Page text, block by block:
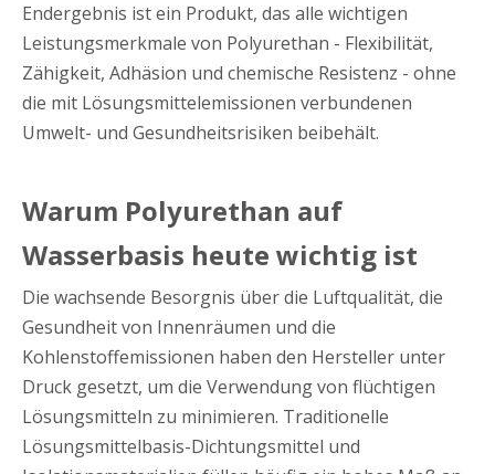
Endergebnis ist ein Produkt, das alle wichtigen
Leistungsmerkmale von Polyurethan - Flexibilität,
Zähigkeit, Adhäsion und chemische Resistenz - ohne
die mit Lösungsmittelemissionen verbundenen
Umwelt- und Gesundheitsrisiken beibehält.
Warum Polyurethan auf
Wasserbasis heute wichtig ist
Die wachsende Besorgnis über die Luftqualität, die
Gesundheit von Innenräumen und die
Kohlenstoffemissionen haben den Hersteller unter
Druck gesetzt, um die Verwendung von flüchtigen
Lösungsmitteln zu minimieren. Traditionelle
Lösungsmittelbasis-Dichtungsmittel und